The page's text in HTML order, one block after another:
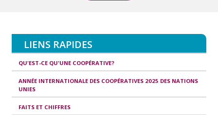
LIENS RAPIDES
QU'EST-CE QU'UNE COOPÉRATIVE?
ANNÉE INTERNATIONALE DES COOPÉRATIVES 2025 DES NATIONS
UNIES
FAITS ET CHIFFRES